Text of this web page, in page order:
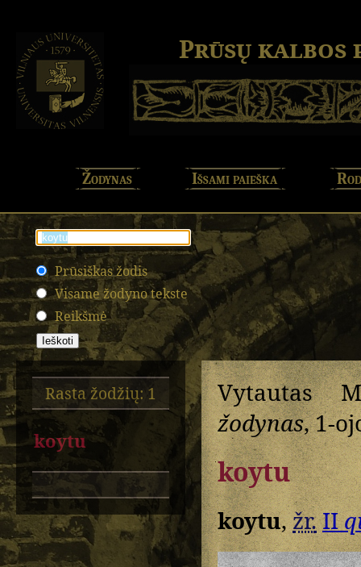
Prūsų kalbos
Žodynas Išsami paieška
Prūsiškas žodis
Visame žodyno tekste
Reikšmė
Rasta žodžių: 1
koytu
Vytautas
žodynas, 1-
koytu
koytu,žr.II